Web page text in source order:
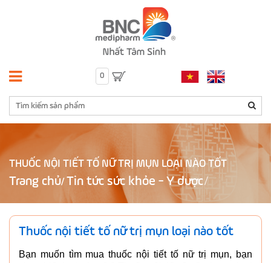
0
THUỐC NỘI TIẾT TỐ NỮ TRỊ MỤN LOẠI NÀO TỐT
Trang chủ/ Tin tức sức khỏe - Y dược
Thuốc nội tiết tố nữ trị mụn loại nào tốt
Bạn muốn tìm mua thuốc nội tiết tố nữ trị mụn, bạn